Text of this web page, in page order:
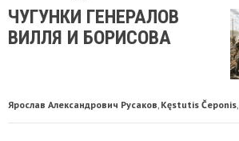
ЧУГУНКИ ГЕНЕРАЛОВ
ВИЛЛЯ И БОРИСОВА
Ярослав Александрович Русаков, Kęstutis Čeponis,